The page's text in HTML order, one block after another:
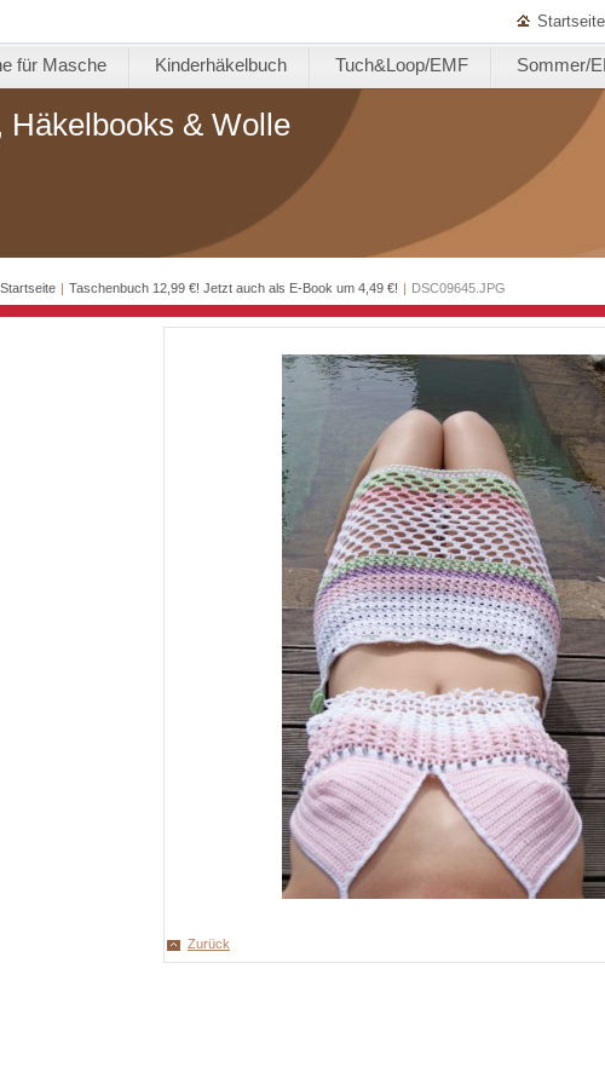
Startseite
für Masche Kinderhäkelbuch Tuch&Loop/EMF Sommer/
Häkelbooks & Wolle
Startseite | Taschenbuch 12,99 €! Jetzt auch als E-Book um 4,49 €! | DSC09645.JPG
Zurück